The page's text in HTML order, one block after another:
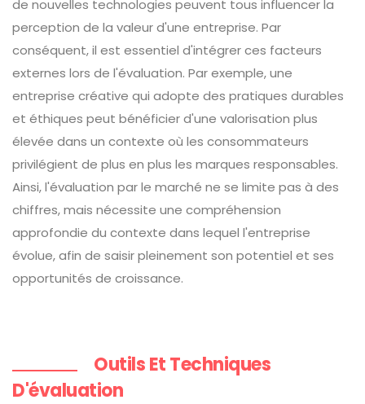
de nouvelles technologies peuvent tous influencer la
perception de la valeur d'une entreprise. Par
conséquent, il est essentiel d'intégrer ces facteurs
externes lors de l'évaluation. Par exemple, une
entreprise créative qui adopte des pratiques durables
et éthiques peut bénéficier d'une valorisation plus
élevée dans un contexte où les consommateurs
privilégient de plus en plus les marques responsables.
Ainsi, l'évaluation par le marché ne se limite pas à des
chiffres, mais nécessite une compréhension
approfondie du contexte dans lequel l'entreprise
évolue, afin de saisir pleinement son potentiel et ses
opportunités de croissance.
Outils Et Techniques
D'évaluation